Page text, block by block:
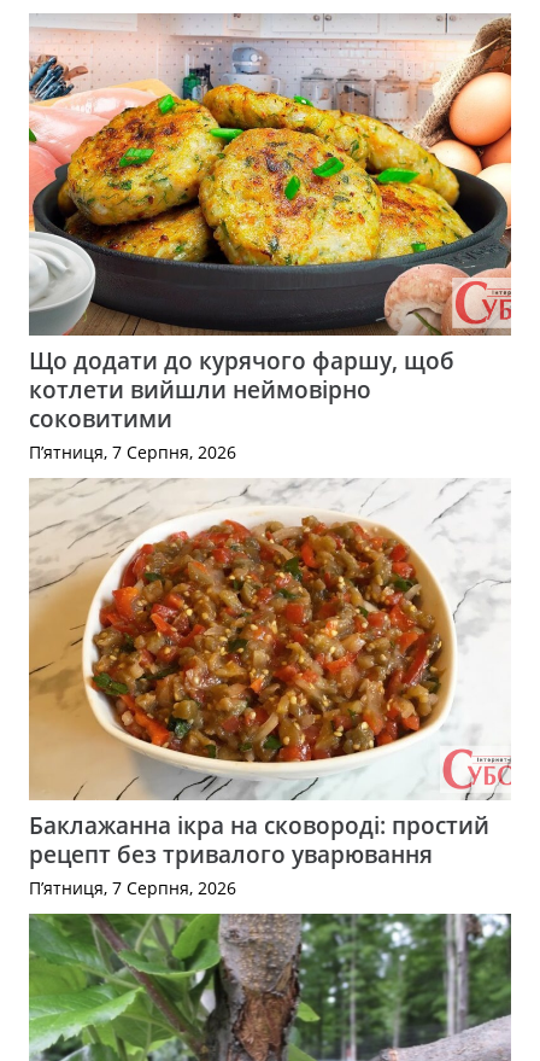
Що додати до курячого фаршу, щоб
котлети вийшли неймовірно
соковитими
П’ятниця, 7 Серпня, 2026
Баклажанна ікра на сковороді: простий
рецепт без тривалого уварювання
П’ятниця, 7 Серпня, 2026